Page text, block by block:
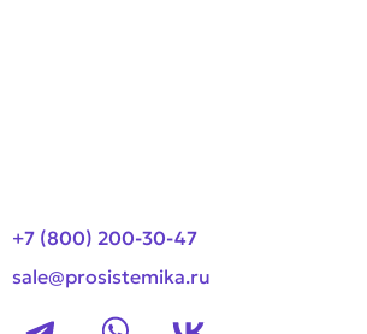
+7 (800) 200-30-47
sale@prosistemika.ru